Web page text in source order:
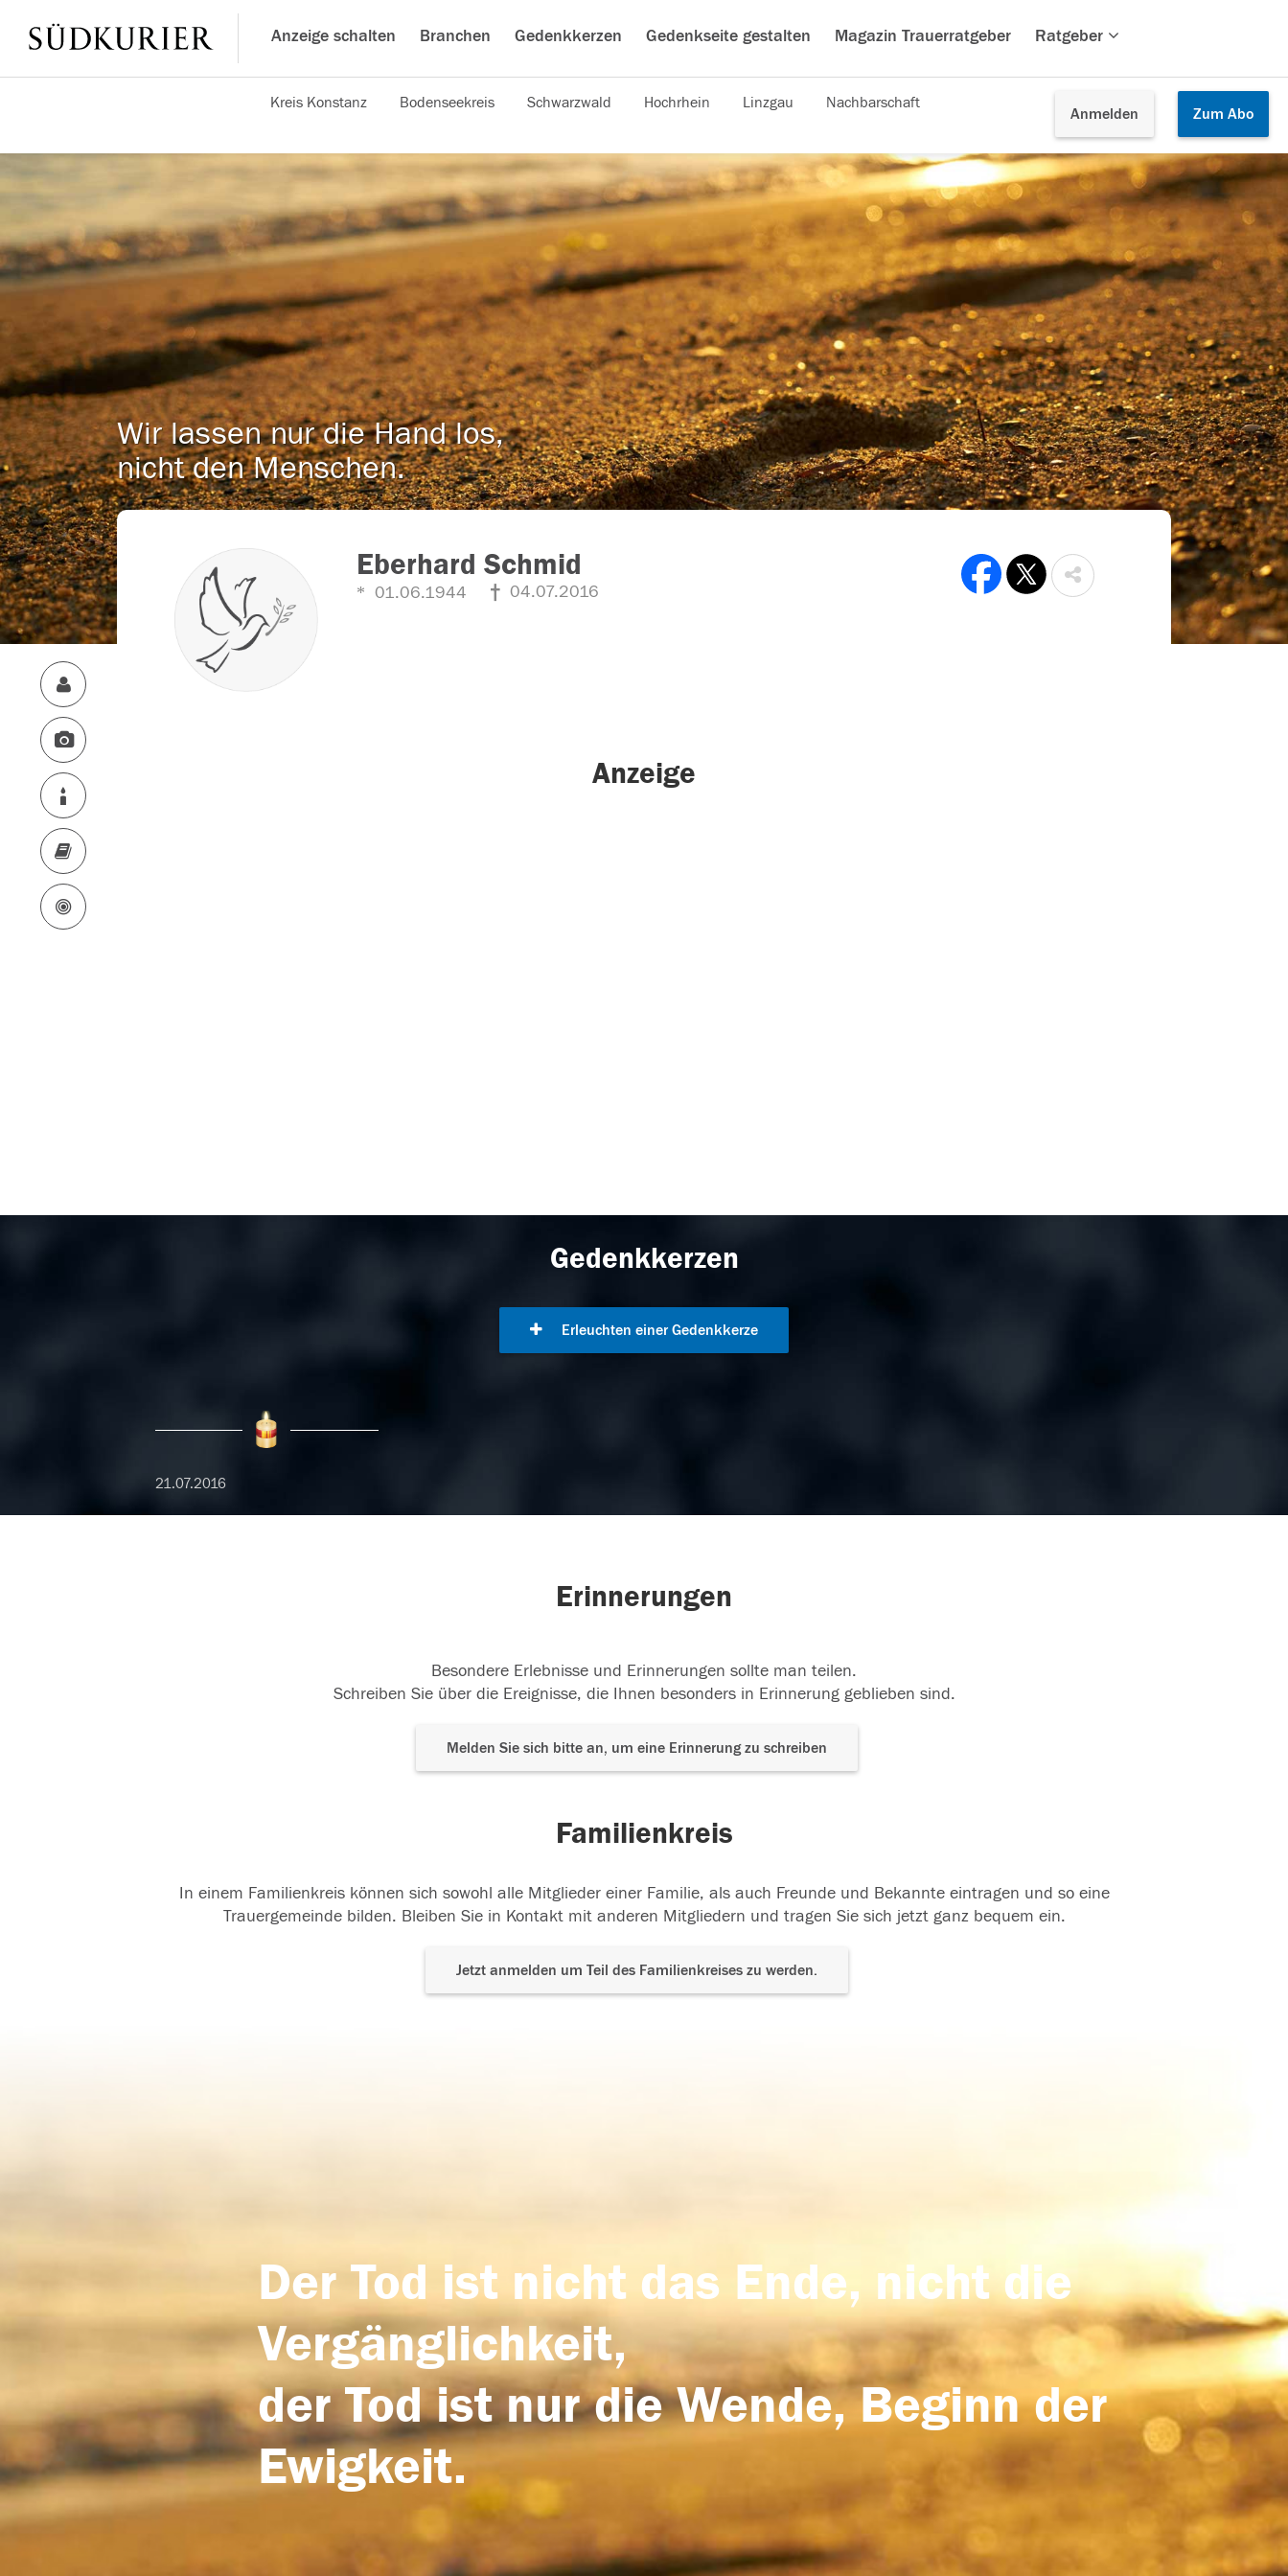
Anzeige schalten Branchen Gedenkkerzen Gedenkseite gestalten Magazin Trauerratgeber Ratgeber
Anmelden Zum Abo
Kreis Konstanz Bodenseekreis Schwarzwald Hochrhein Linzgau Nachbarschaft
Wir lassen nur die Hand los,
nicht den Menschen.
Eberhard Schmid
01.06.1944 04.07.2016
Anzeige
Gedenkkerzen
Erleuchten einer Gedenkkerze
21.07.2016
Erinnerungen
Besondere Erlebnisse und Erinnerungen sollte man teilen.
Schreiben Sie über die Ereignisse, die Ihnen besonders in Erinnerung geblieben sind.
Melden Sie sich bitte an, um eine Erinnerung zu schreiben
Familienkreis
In einem Familienkreis können sich sowohl alle Mitglieder einer Familie, als auch Freunde und Bekannte eintragen und so eine
Trauergemeinde bilden. Bleiben Sie in Kontakt mit anderen Mitgliedern und tragen Sie sich jetzt ganz bequem ein.
Jetzt anmelden um Teil des Familienkreises zu werden.
Der Tod ist nicht das Ende, nicht die
Vergänglichkeit,
der Tod ist nur die Wende, Beginn der
Ewigkeit.